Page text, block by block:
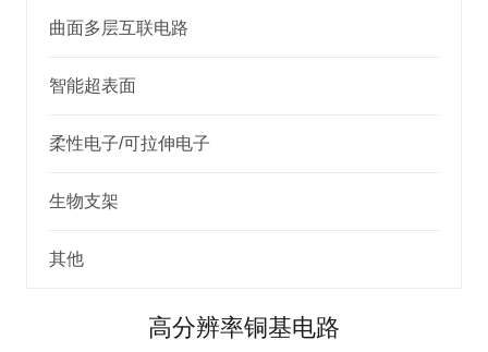
曲面多层互联电路
智能超表面
柔性电子/可拉伸电子
生物支架
其他
高分辨率铜基电路